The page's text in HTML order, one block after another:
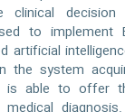
clinical
to implement
artificial
the system
is able to offer